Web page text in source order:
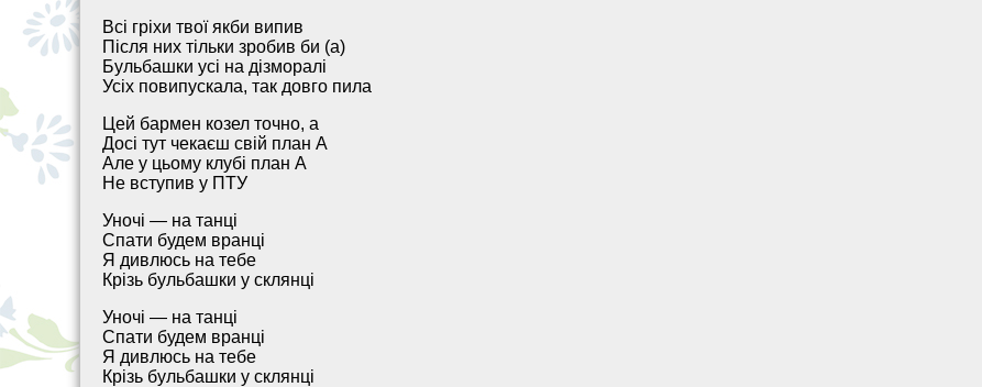
Всі гріхи твої якби випив
Після них тільки зробив би (а)
Бульбашки усі на дізморалі
Усіх повипускала, так довго пила
Цей бармен козел точно, а
Досі тут чекаєш свій план А
Але у цьому клубі план А
Не вступив у ПТУ
Уночі — на танці
Спати будем вранці
Я дивлюсь на тебе
Крізь бульбашки у склянці
Уночі — на танці
Спати будем вранці
Я дивлюсь на тебе
Крізь бульбашки у склянці